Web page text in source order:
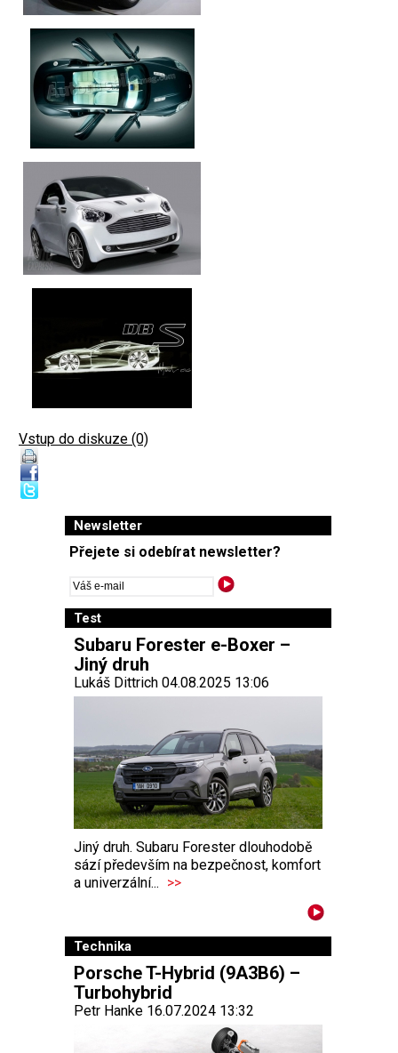
Vstup do diskuze (0)
Newsletter
Přejete si odebírat newsletter?
Test
Subaru Forester e-Boxer –
Jiný druh
Lukáš Dittrich 04.08.2025 13:06
Jiný druh. Subaru Forester dlouhodobě
sází především na bezpečnost, komfort
a univerzální... >>
Technika
Porsche T-Hybrid (9A3B6) –
Turbohybrid
Petr Hanke 16.07.2024 13:32